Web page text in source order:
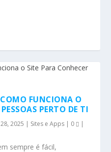
FUNCIONA O
PERTO DE TI
2025 | Sites e Apps | 0 |
sempre é fácil,